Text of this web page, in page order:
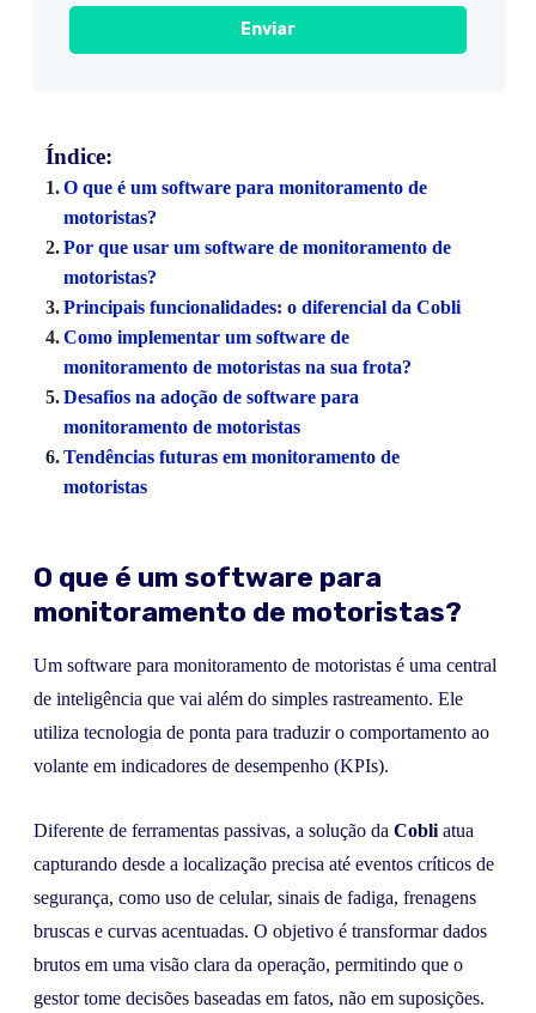
Índice:
O que é um software para monitoramento de
motoristas?
Por que usar um software de monitoramento de
motoristas?
Principais funcionalidades: o diferencial da Cobli
Como implementar um software de
monitoramento de motoristas na sua frota?
Desafios na adoção de software para
monitoramento de motoristas
Tendências futuras em monitoramento de
motoristas
O que é um software para
monitoramento de motoristas?
Um software para monitoramento de motoristas é uma central
de inteligência que vai além do simples rastreamento. Ele
utiliza tecnologia de ponta para traduzir o comportamento ao
volante em indicadores de desempenho (KPIs).
Diferente de ferramentas passivas, a solução da Cobli atua
capturando desde a localização precisa até eventos críticos de
segurança, como uso de celular, sinais de fadiga, frenagens
bruscas e curvas acentuadas. O objetivo é transformar dados
brutos em uma visão clara da operação, permitindo que o
gestor tome decisões baseadas em fatos, não em suposições.